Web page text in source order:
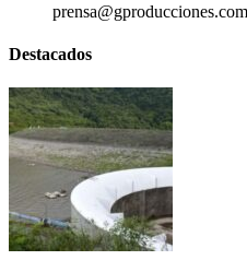
prensa@gproducciones.com
Destacados